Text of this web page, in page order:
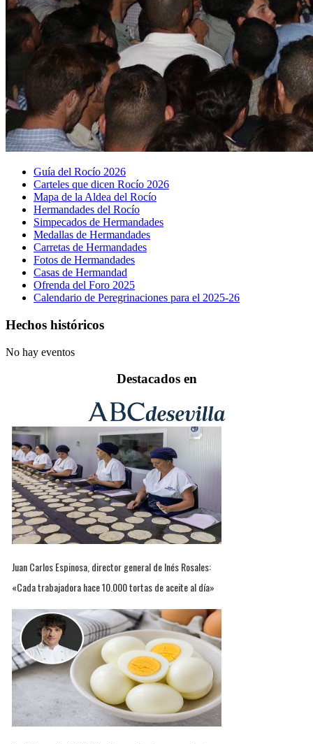
Guía del Rocío 2026
Carteles que dicen Rocío 2026
Mapa de la Aldea del Rocío
Hermandades del Rocío
Simpecados de Hermandades
Medallas de Hermandades
Carretas de Hermandades
Fotos de Hermandades
Casas de Hermandad
Ofrenda del Foro 2025
Calendario de Peregrinaciones para el 2025-26
Hechos históricos
No hay eventos
Destacados en
Juan Carlos Espinosa, director general de Inés Rosales:
«Cada trabajadora hace 10.000 tortas de aceite al día»